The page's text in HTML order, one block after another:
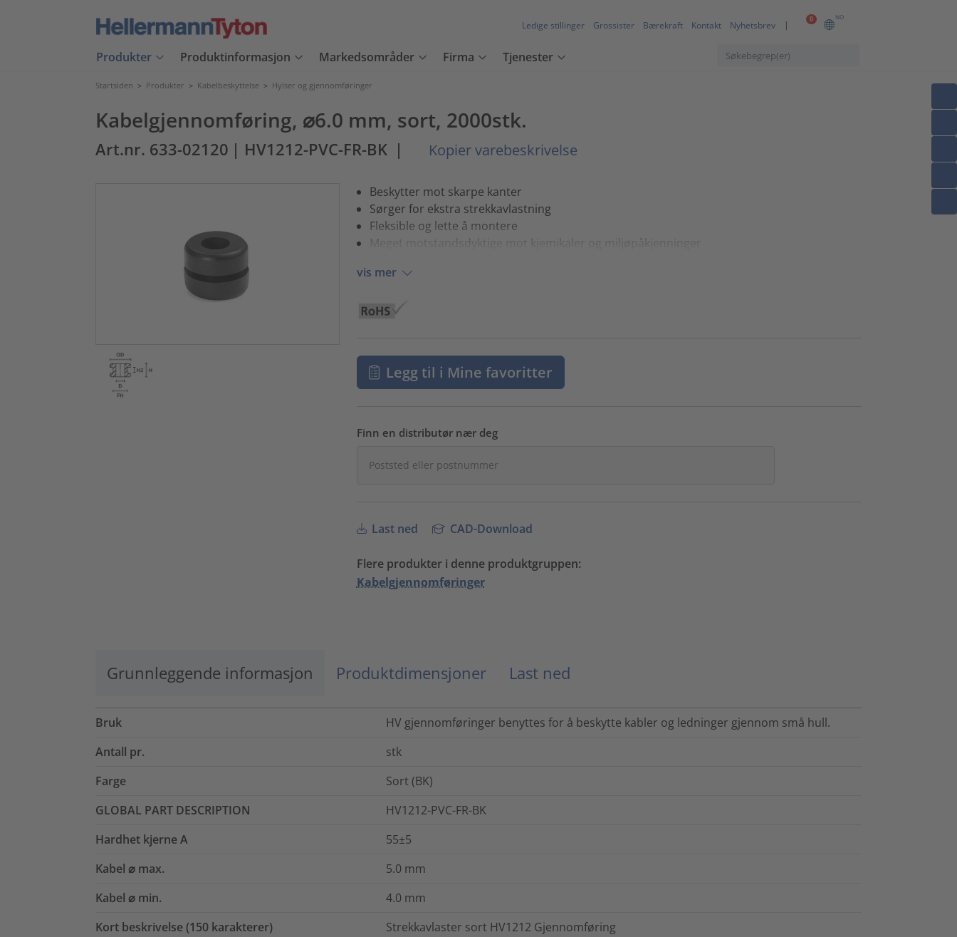
0 NO
Ledige stillinger Grossister Bærekraft Kontakt Nyhetsbrev
Produkter Produktinformasjon Markedsområder Firma Tjenester
Startsiden > Produkter > Kabelbeskyttelse > Hylser og gjennomføringer
Kabelgjennomføring, ⌀6.0 mm, sort, 2000stk.
Art.nr. 633-02120 | HV1212-PVC-FR-BK | Kopier varebeskrivelse
Beskytter mot skarpe kanter
Sørger for ekstra strekkavlastning
Fleksible og lette å montere
Meget motstandsdyktige mot kjemikaler og miljøpåkjenninger
vis mer
Legg til i Mine favoritter
Finn en distributør nær deg
Last ned CAD-Download
Flere produkter i denne produktgruppen:
Kabelgjennomføringer
Grunnleggende informasjon Produktdimensjoner Last ned
Bruk
HV gjennomføringer benyttes for å beskytte kabler og ledninger gjennom små hull.
Antall pr.
stk
Farge
Sort (BK)
GLOBAL PART DESCRIPTION
HV1212-PVC-FR-BK
Hardhet kjerne A
55±5
Kabel ⌀ max.
5.0 mm
Kabel ⌀ min.
4.0 mm
Kort beskrivelse (150 karakterer)
Strekkavlaster sort HV1212 Gjennomføring